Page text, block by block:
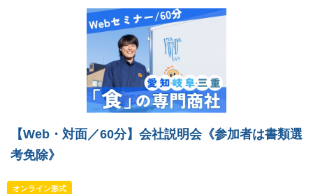
【Web・対面／60分】会社説明会《参加者は書類選
考免除》
オンライン形式